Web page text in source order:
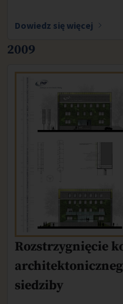
Dowiedz się więcej
2009
Rozstrzygnięcie
siedziby